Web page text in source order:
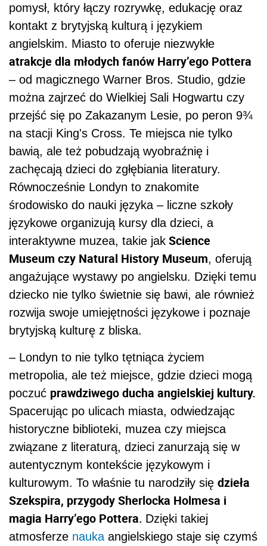
pomysł, który łączy rozrywkę, edukację oraz
kontakt z brytyjską kulturą i językiem
angielskim. Miasto to oferuje niezwykłe
atrakcje dla młodych fanów Harry’ego Pottera
– od magicznego Warner Bros. Studio, gdzie
można zajrzeć do Wielkiej Sali Hogwartu czy
przejść się po Zakazanym Lesie, po peron 9¾
na stacji King's Cross. Te miejsca nie tylko
bawią, ale też pobudzają wyobraźnię i
zachęcają dzieci do zgłębiania literatury.
Równocześnie Londyn to znakomite
środowisko do nauki języka – liczne szkoły
językowe organizują kursy dla dzieci, a
interaktywne muzea, takie jak Science
Museum czy Natural History Museum, oferują
angażujące wystawy po angielsku. Dzięki temu
dziecko nie tylko świetnie się bawi, ale również
rozwija swoje umiejętności językowe i poznaje
brytyjską kulturę z bliska.
– Londyn to nie tylko tętniąca życiem
metropolia, ale też miejsce, gdzie dzieci mogą
poczuć prawdziwego ducha angielskiej kultury.
Spacerując po ulicach miasta, odwiedzając
historyczne biblioteki, muzea czy miejsca
związane z literaturą, dzieci zanurzają się w
autentycznym kontekście językowym i
kulturowym. To właśnie tu narodziły się dzieła
Szekspira, przygody Sherlocka Holmesa i
magia Harry’ego Pottera. Dzięki takiej
atmosferze nauka angielskiego staje się czymś